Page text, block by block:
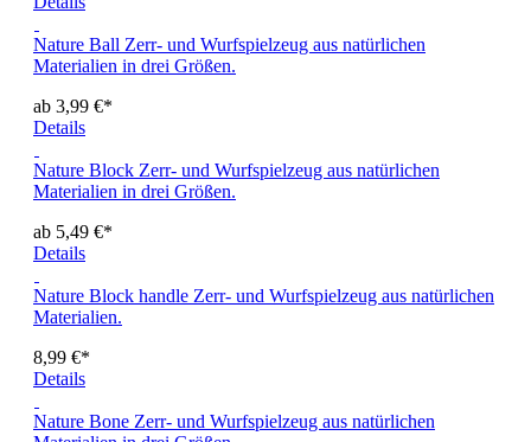
Nature Ball Zerr- und Wurfspielzeug aus natürlichen
Materialien in drei Größen.
ab 3,99 €*
Details
Nature Block Zerr- und Wurfspielzeug aus natürlichen
Materialien in drei Größen.
ab 5,49 €*
Details
Nature Block handle Zerr- und Wurfspielzeug aus natürlichen
Materialien.
8,99 €*
Details
Nature Bone Zerr- und Wurfspielzeug aus natürlichen